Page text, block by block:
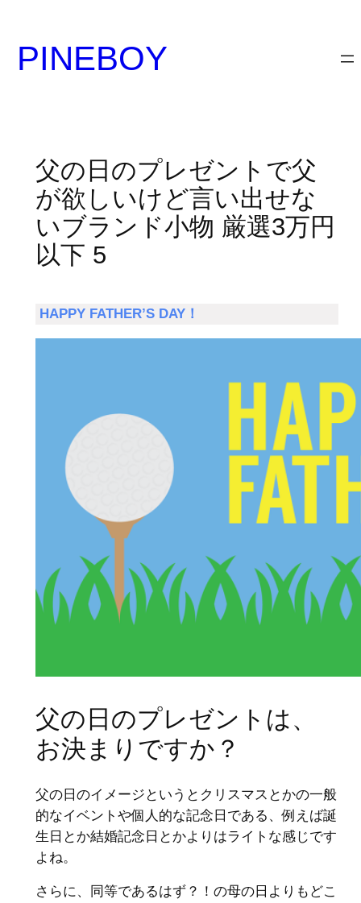
PINEBOY
父の日のプレゼントで父
が欲しいけど言い出せな
いブランド小物 厳選3万円
以下 5
HAPPY FATHER’S DAY！
父の日のプレゼントは、
お決まりですか？
父の日のイメージというとクリスマスとかの一般
的なイベントや個人的な記念日である、例えば誕
生日とか結婚記念日とかよりはライトな感じです
よね。
さらに、同等であるはず？！の母の日よりもどこ